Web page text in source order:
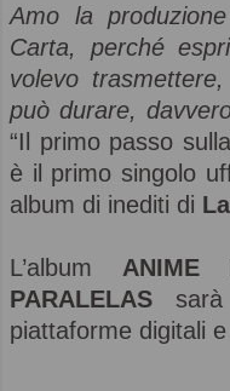
Amo la
Carta, perché
volevo
può durare,
“Il primo passo
è il primo singolo
album di inediti di
L’album ANIME
PARALELAS
piattaforme digitali